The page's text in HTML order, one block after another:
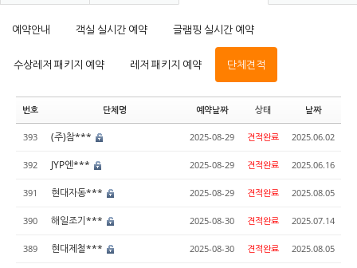
예약안내 객실 실시간 예약 글램핑 실시간 예약
수상레저 패키지 예약 레저 패키지 예약 단체견적
번호 단체명 예약날짜 상태 날짜
393 (주)참*** 2025-08-29 견적완료 2025.06.02
392 JYP엔*** 2025-08-29 견적완료 2025.06.16
391 현대자동*** 2025-08-29 견적완료 2025.08.05
390 해일조기*** 2025-08-30 견적완료 2025.07.14
389 현대제철*** 2025-08-30 견적완료 2025.08.05